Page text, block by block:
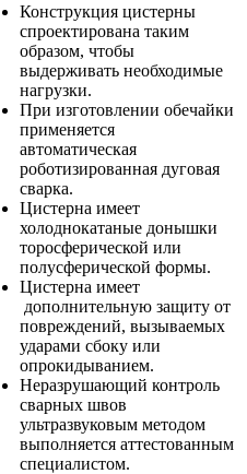
Конструкция цистерны
спроектирована таким
образом, чтобы
выдерживать необходимые
нагрузки.
При изготовлении обечайки
применяется
автоматическая
роботизированная дуговая
сварка.
Цистерна имеет
холоднокатаные донышки
торосферической или
полусферической формы.
Цистерна имеет
дополнительную защиту от
повреждений, вызываемых
ударами сбоку или
опрокидыванием.
Неразрушающий контроль
сварных швов
ультразвуковым методом
выполняется аттестованным
специалистом.